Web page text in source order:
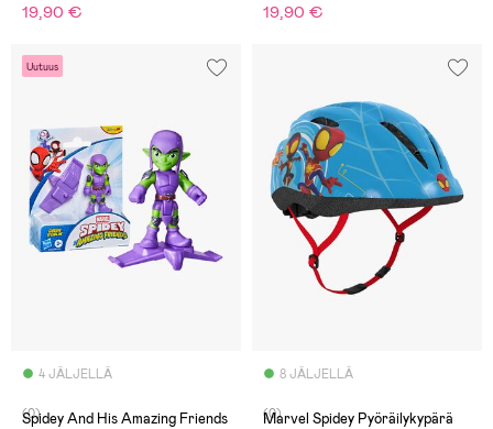
19,90 € 19,90 €
Uutuus
4 JÄLJELLÄ
(0)
Spidey And His Amazing Friends
8 JÄLJELLÄ
(0)
Marvel Spidey Pyöräilykypärä